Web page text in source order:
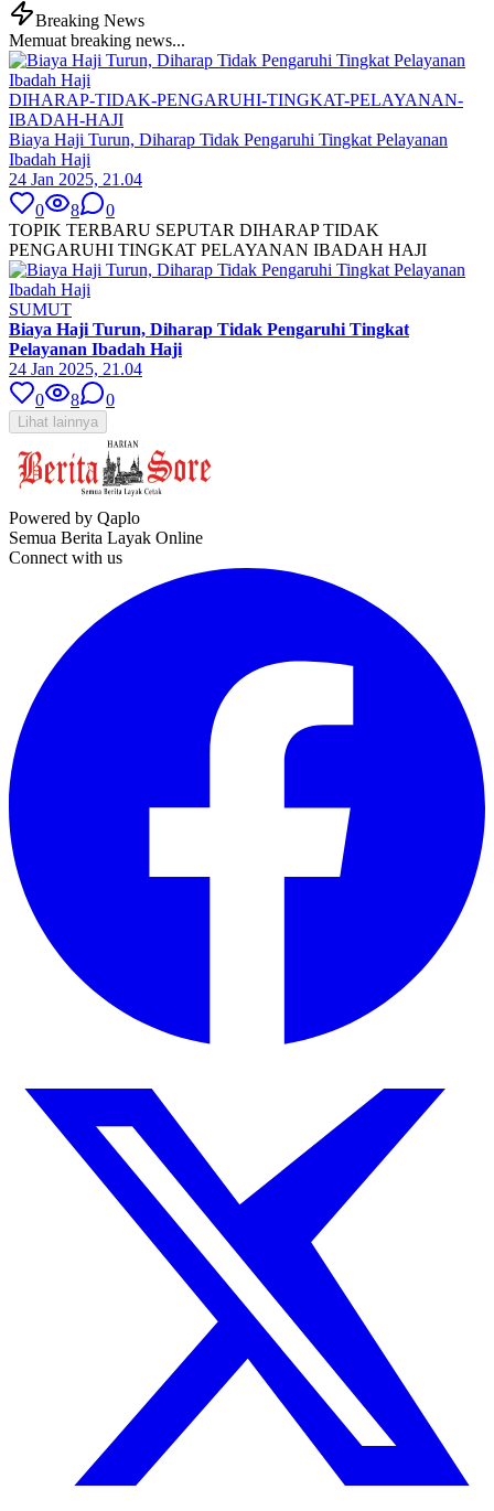
Breaking News
Memuat breaking news...
DIHARAP-TIDAK-PENGARUHI-TINGKAT-PELAYANAN-
IBADAH-HAJI
Biaya Haji Turun, Diharap Tidak Pengaruhi Tingkat Pelayanan
Ibadah Haji
24 Jan 2025, 21.04
0
8
0
TOPIK TERBARU SEPUTAR DIHARAP TIDAK
PENGARUHI TINGKAT PELAYANAN IBADAH HAJI
SUMUT
Biaya Haji Turun, Diharap Tidak Pengaruhi Tingkat
Pelayanan Ibadah Haji
24 Jan 2025, 21.04
0
8 0
Lihat lainnya
Powered by Qaplo
Semua Berita Layak Online
Connect with us